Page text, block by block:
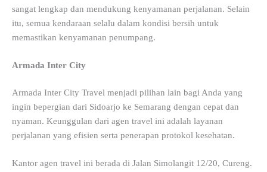
sangat lengkap dan mendukung kenyamanan perjalanan. Selain
itu, semua kendaraan selalu dalam kondisi bersih untuk
memastikan kenyamanan penumpang.
Armada Inter City
Armada Inter City Travel menjadi pilihan lain bagi Anda yang
ingin bepergian dari Sidoarjo ke Semarang dengan cepat dan
nyaman. Keunggulan dari agen travel ini adalah layanan
perjalanan yang efisien serta penerapan protokol kesehatan.
Kantor agen travel ini berada di Jalan Simolangit 12/20, Cureng.